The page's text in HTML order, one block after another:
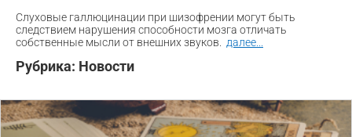
Слуховые галлюцинации при шизофрении могут быть
следствием нарушения способности мозга отличать
собственные мысли от внешних звуков.
далее
Рубрика: Новости